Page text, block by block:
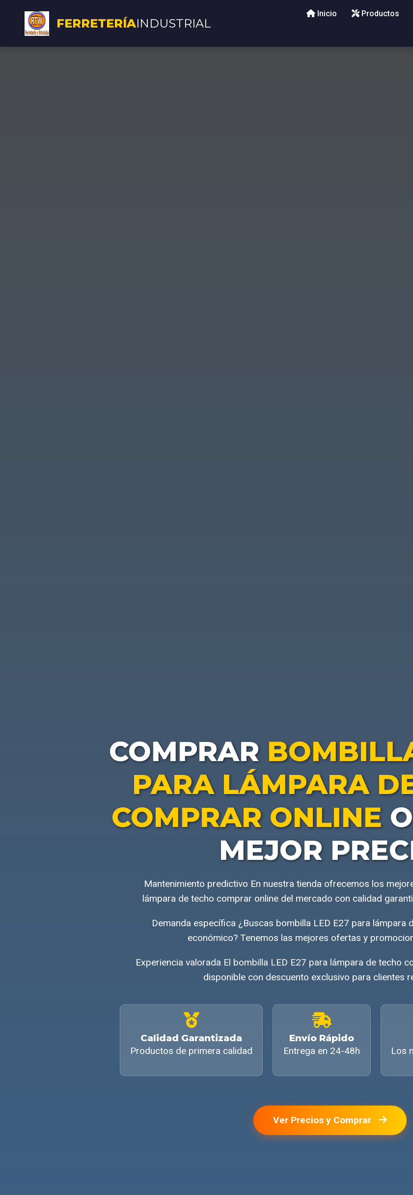
FERRETERÍAINDUSTRIAL
Inicio Productos
COMPRAR
PARA LÁMPARA
COMPRAR ONLINE
MEJOR
Mantenimiento predictivo En nuestra tienda ofrecemos los
lámpara de techo comprar online del mercado con calidad
Demanda específica ¿Buscas bombilla LED E27 para lámpara
económico? Tenemos las mejores ofertas y
Experiencia valorada El bombilla LED E27 para lámpara de techo
disponible con descuento exclusivo para clientes
Calidad Garantizada
Productos de primera calidad
Envío Rápido
Entrega en 24-48h
Los
Ver Precios y Comprar